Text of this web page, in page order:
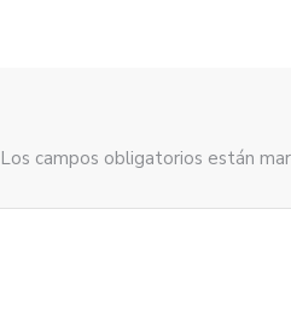
campos obligatorios están